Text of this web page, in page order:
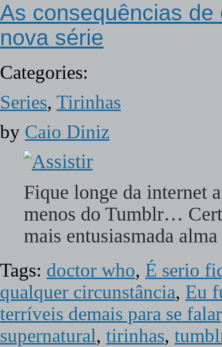
As consequências
nova série
Categories:
Series, Tirinhas
by Caio Diniz
Fique longe da internet
menos do Tumblr…
mais entusiasmada alma
Tags: doctor who, É serio
qualquer circunstância, Eu
terríveis demais para se falar
supernatural, tirinhas,